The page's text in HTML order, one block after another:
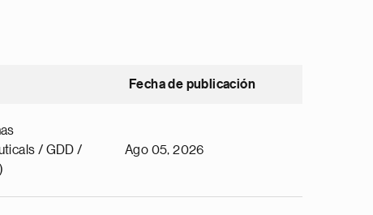
Fecha de publicación
/ GDD /
Ago 05, 2026